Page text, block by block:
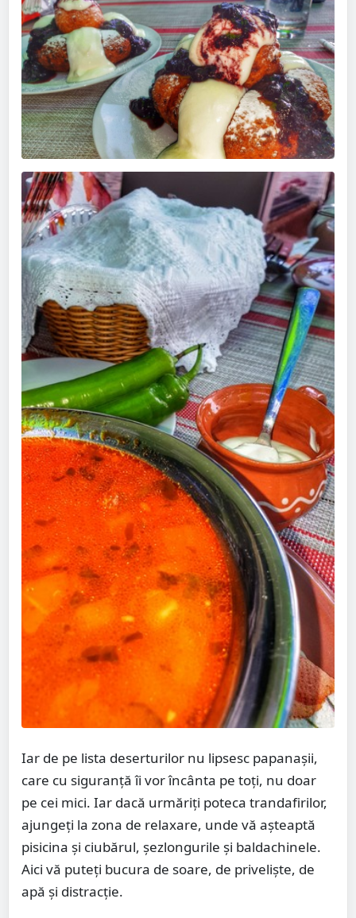
Iar de pe lista deserturilor nu lipsesc papanașii,
care cu siguranță îi vor încânta pe toți, nu doar
pe cei mici. Iar dacă urmăriți poteca trandafirilor,
ajungeți la zona de relaxare, unde vă așteaptă
pisicina și ciubărul, șezlongurile și baldachinele.
Aici vă puteți bucura de soare, de priveliște, de
apă și distracție.